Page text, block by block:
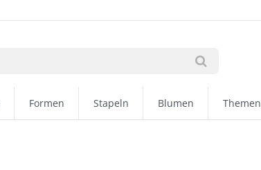
Formen Stapeln Blumen Themen